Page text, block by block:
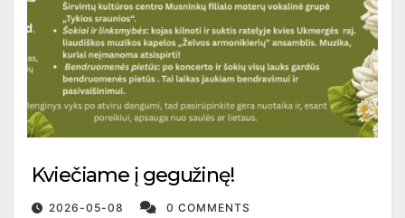
Kviečiame į gegužinę!
2026-05-08 0 COMMENTS